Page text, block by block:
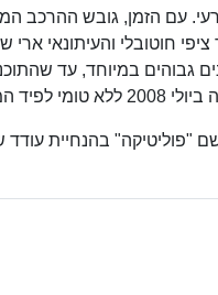
עם הזמן, גובש ההרכב
ציפי חוטובלי והעיתונאי
גבוהים במיוחד, עד
"פוליטיקה" בהנחיית